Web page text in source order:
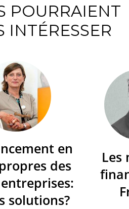
POURRAIENT
INTÉRESSER
en
des
solutions?
Les